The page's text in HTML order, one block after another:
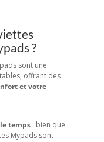
?
sont une
offrant des
et votre
temps: bien que
Mypads sont